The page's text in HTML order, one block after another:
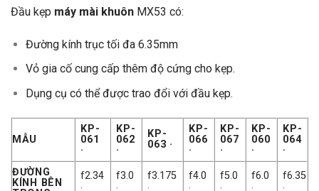
Đầu kẹp máy mài khuôn MX53 có:
Đường kính trục tối đa 6.35mm
Vỏ gia cố cung cấp thêm độ cứng cho kẹp.
Dụng cụ có thể được trao đổi với đầu kẹp.
MẪU
KP-
061
·
KP-
062
·
KP-
063 ·
KP-
066
·
KP-
067
·
KP-
060
·
KP-
064
·
ĐƯỜNG
KÍNH BÊN
f2.34
·
f3.0
·
f3.175
·
f4.0
·
f5.0
·
f6.0
·
f6.35
·